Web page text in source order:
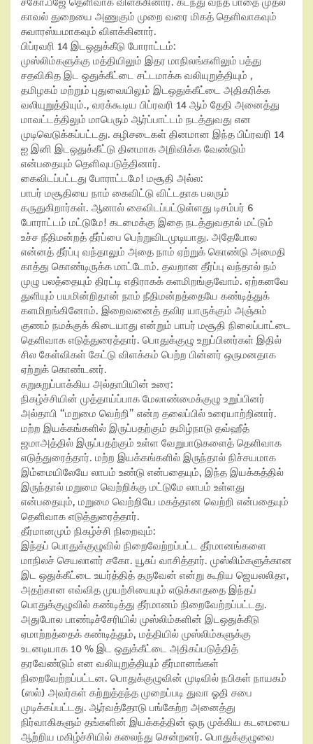
காவல் துறையை அணுகும் முறை வரை மிகத் தெளிவாகவும்
சுவாரஸ்யமாகவும் விளக்கினார்.
பிப்ரவரி 14 இடஒதுக்கீடு போராட்டம்:
முஸ்லிம்களுக்கு மத்தியிலும் இதர மாநிலங்களிலும் பத்து
சதவிகித இட ஒதுக்கீட்டை சட்டமாக்க வலியுறுத்தியும் ,
தமிழகம் மற்றும் புதுவையிலும் இடஒதுக்கீட்டை அதிகரிக்க
வலியுறுத்தியும்., வரக்கூடிய பிப்ரவரி 14 ஆம் தேதி அனைத்து
மாவட்டத்திலும் மாபெரும் ஆர்ப்பாட்டம் நடத்துவது என
முடிவெடுக்கப்பட்டது. கழிசடைகள் தினமான இந்த பிப்ரவரி 14
ஐ இனி இடஒதுக்கீட்டு தினமாக அறிவிக்க வேண்டும்
என்பதையும் தெளிவுபடுத்தினார்.
கைவிடப்பட்டது போராட்டமே! மசூதி அல்ல:
பாபர் மசூதியை நாம் கைவிட்டு விட்டதாக பலரும்
கருதுகிறார்கள். ஆனால் கைவிடப்பட்டுள்ளது டிசம்பர் 6
போராட்டம் மட்டுமே! கடமைக்கு இதை நடத்துவதால் மட்டும்
உச்ச நீதிமன்றத் தீர்ப்பை பெற்றுவிடமுடியாது. அதேபோல
என்னத் தீர்ப்பு வந்தாலும் அதை நாம் ஏற்றுக் கொண்டு அமைதி
காத்து கொண்டிருக்க மாட்டோம். தவறான தீர்ப்பு வந்தால் நம்
முழு பலத்தையும் திரட்டி எதிராகக் களமிறங்குவோம். ஏற்கனவே
துளியும் பயமின்றிதான் நாம் நீதிமன்றத்தையே கண்டித்துக்
களமிறங்கினோம். இறைவனைத் தவிர யாருக்கும் அஞ்சும்
குணம் நமக்குக் கிடையாது என்றும் பாபர் மசூதி நிலைப்பாட்டை
தெளிவாக எடுத்துரைத்தார். பொதுக்குழு உறுப்பினர்கள் இதில்
சில கேள்விகள் கேட்டு விளக்கம் பெற்ற பின்னர் ஒருமனதாக
ஏற்றுக் கொண்டனர்.
சுறுசுறுப்பாக்கிய அல்தாபியின் உரை:
நிகழ்ச்சியின் முத்தாய்ப்பாக மேலாண்மைக்குழு உறுப்பினர்
அல்தாபி “மறுமை வெற்றி” என்ற தலைப்பில் உரையாற்றினார்.
மற்ற இயக்கங்களில் இருப்பதற்கும் தமிழ்நாடு தவ்ஹீத்
ஜமாஅத்தில் இருப்பதற்கும் உள்ள வேறுபாடுகளைத் தெளிவாக
எடுத்துரைத்தார். மற்ற இயக்கங்களில் இருந்தால் நிச்சயமாக
இம்மையிலேயே லாபம் உண்டு என்பதையும், இந்த இயக்கத்தில்
இருந்தால் மறுமை வெற்றிக்கு மட்டுமே லாபம் உள்ளது
என்பதையும், மறுமை வெற்றியே மகத்தான வெற்றி என்பதையும்
தெளிவாக எடுத்துரைத்தார்.
தீர்மானமும் நிகழ்ச்சி நிறைவும்:
இந்தப் பொதுக்குழுவில் நிறைவேற்றப்பட்ட தீர்மானங்களை
மாநிலச் செயலாளர் சகோ. யூசுப் வாசித்தார். முஸ்லிம்களுக்கான
இட ஒதுக்கீட்டை உயர்த்தித் தருவேன் என்று கூறிய ஜெயலலிதா,
அதற்கான எவ்வித முயற்சியையும் எடுக்காததை இந்தப்
பொதுக்குழுவில் கண்டித்து தீர்மானம் நிறைவேற்றப்பட்டது.
அதுபோல பாண்டிச்சேரியில் முஸ்லிம்களின் இடஒதுக்கீடு
ஏமாற்றத்தைக் கண்டித்தும், மத்தியில் முஸ்லிம்களுக்கு
உடனடியாக 10 % இட ஒதுக்கீட்டை அதிகப்படுத்தித்
தரவேண்டும் என வலியுறுத்தியும் தீர்மானங்கள்
நிறைவேற்றப்பட்டன. பொதுக்குழுவின் முடிவில் நபிகள் நாயகம்
(ஸல்) அவர்கள் கற்றுத்தந்த முறைப்படி துவா ஓதி சபை
முடிக்கப்பட்டது. ஆர்வத்தோடு பங்கேற்ற அனைத்து
நிர்வாகிகளும் தங்களின் இயக்கத்தின் ஒரு முக்கிய கடமையை
ஆற்றிய மகிழ்ச்சியில் கலைந்து சென்றனர். பொதுக்குழுவை